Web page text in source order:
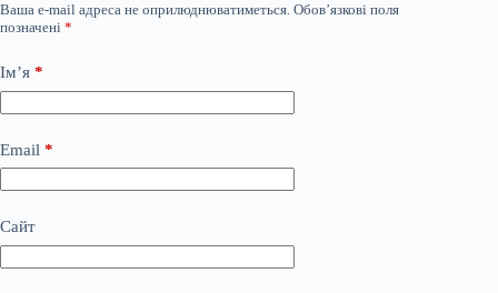
Ваша e-mail адреса не оприлюднюватиметься. Обов’язкові поля
позначені *
Ім’я *
Email *
Сайт